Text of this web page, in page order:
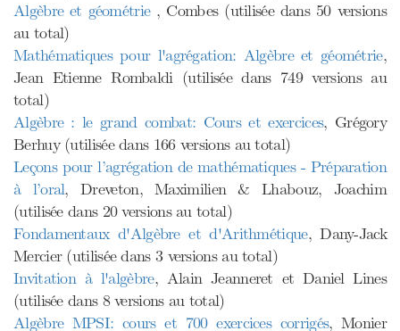
Algèbre et géométrie , Combes (utilisée dans 50 versions
au total)
Mathématiques pour l'agrégation: Algèbre et géométrie,
Jean Etienne Rombaldi (utilisée dans 749 versions au
total)
Algèbre : le grand combat: Cours et exercices, Grégory
Berhuy (utilisée dans 166 versions au total)
Leçons pour l’agrégation de mathématiques - Préparation
à l’oral, Dreveton, Maximilien & Lhabouz, Joachim
(utilisée dans 20 versions au total)
Fondamentaux d'Algèbre et d'Arithmétique, Dany-Jack
Mercier (utilisée dans 3 versions au total)
Invitation à l'algèbre, Alain Jeanneret et Daniel Lines
(utilisée dans 8 versions au total)
Algèbre MPSI: cours et 700 exercices corrigés, Monier